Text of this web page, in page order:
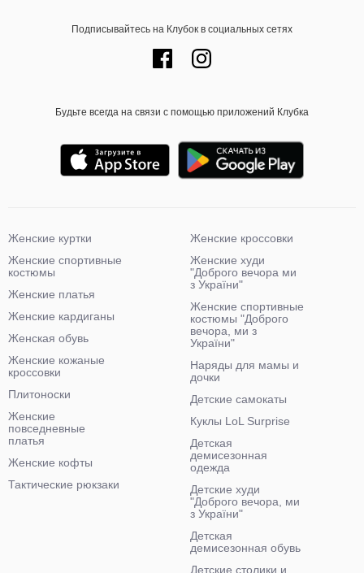
Подписывайтесь на Клубок в социальных сетях
Будьте всегда на связи с помощью приложений Клубка
Женские куртки
Женские спортивные
костюмы
Женские платья
Женские кардиганы
Женская обувь
Женские кожаные
кроссовки
Плитоноски
Женские
повседневные
платья
Женские кофты
Тактические рюкзаки
Женские кроссовки
Женские худи
"Доброго вечора ми
з України"
Женские спортивные
костюмы "Доброго
вечора, ми з
України"
Наряды для мамы и
дочки
Детские самокаты
Куклы LoL Surprise
Детская
демисезонная
одежда
Детские худи
"Доброго вечора, ми
з України"
Детская
демисезонная обувь
Детские столики и